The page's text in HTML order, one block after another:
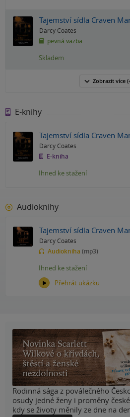
Tajemství sídla Craven
Darcy Coates
pevná vazba
Skladem
Zobrazit více
E-knihy
Tajemství sídla Craven
Darcy Coates
E-kniha
Ihned ke stažení
Audioknihy
Tajemství sídla Craven
Darcy Coates
Audiokniha (mp3)
Přehrát ukázku
Ihned ke stažení
Rodinná sága z poválečného
osudy jedné ženy i proměny
kdy se životy měnily ze dne na